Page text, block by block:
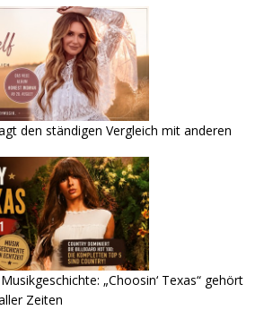
den ständigen Vergleich mit anderen
„Choosin‘ Texas“ gehört
Zeiten